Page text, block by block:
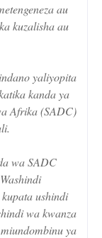
au
kuzalisha au
yaliyopita
kanda ya
Afrika (SADC)
wa SADC
ushindi
wa kwanza
ya